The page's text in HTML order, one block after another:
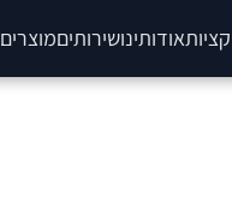
אודותינושירותיםמוצרים